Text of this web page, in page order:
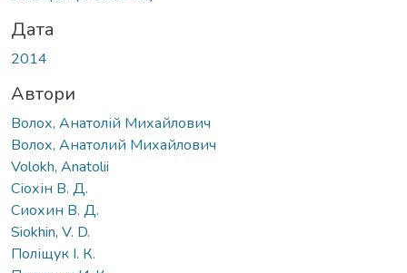
Дата
2014
Автори
Волох, Анатолій Михайлович
Волох, Анатолий Михайлович
Volokh, Anatolii
Cіохін В. Д.
Сиохин В. Д.
Siokhin, V. D.
Поліщук І. К.